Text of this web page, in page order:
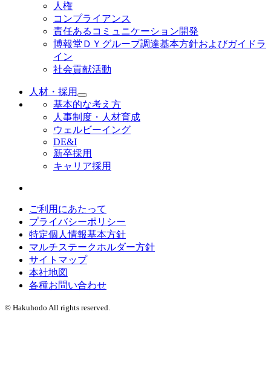
人権
コンプライアンス
責任あるコミュニケーション開発
博報堂ＤＹグループ調達基本方針およびガイドラ
イン
社会貢献活動
人材・採用
基本的な考え方
人事制度・人材育成
ウェルビーイング
DE&I
新卒採用
キャリア採用
ご利用にあたって
プライバシーポリシー
特定個人情報基本方針
マルチステークホルダー方針
サイトマップ
本社地図
各種お問い合わせ
© Hakuhodo All rights reserved.